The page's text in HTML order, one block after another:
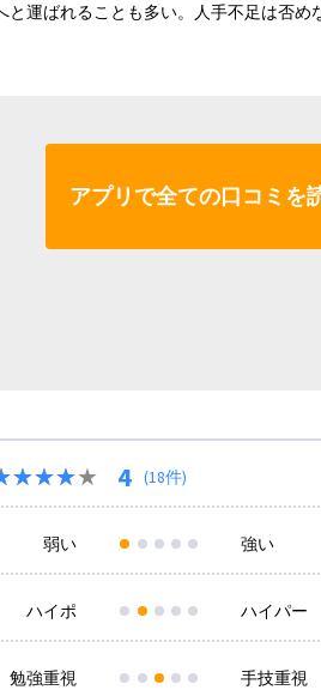
と運ばれることも多い。人手不足は否
アプリで全ての口コミを
4 (18件)
弱い 強い
ハイポ ハイパー
勉強重視 手技重視